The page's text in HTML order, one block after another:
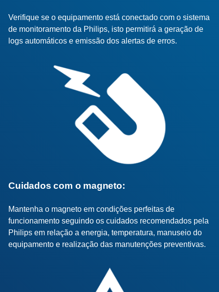
Verifique se o equipamento está conectado com o sistema
de monitoramento da Philips, isto permitirá a geração de
logs automáticos e emissão dos alertas de erros.
Cuidados com o magneto:
Mantenha o magneto em condições perfeitas de
funcionamento seguindo os cuidados recomendados pela
Philips em relação a energia, temperatura, manuseio do
equipamento e realização das manutenções preventivas.